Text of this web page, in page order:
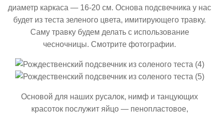
диаметр каркаса — 16-20 см. Основа подсвечника у нас
будет из теста зеленого цвета, имитирующего травку.
Саму травку будем делать с использование
чесночницы. Смотрите фотографии.
Основой для наших русалок, нимф и танцующих
красоток послужит яйцо — пенопластовое,